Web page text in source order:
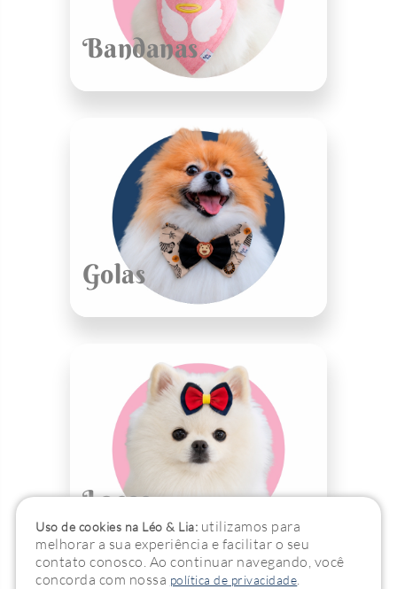
Bandanas
Golas
Laços
Uso de cookies na Léo & Lia: utilizamos para
melhorar a sua experiência e facilitar o seu
contato conosco. Ao continuar navegando, você
concorda com nossa política de privacidade